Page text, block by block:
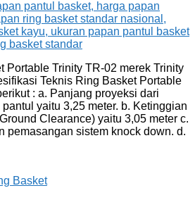
Portable Trinity TR-02 merek Trinity
Teknis Ring Basket Portable
: a. Panjang proyeksi dari
yaitu 3,25 meter. b. Ketinggian
Clearance) yaitu 3,05 meter c.
pemasangan sistem knock down. d.
Basket